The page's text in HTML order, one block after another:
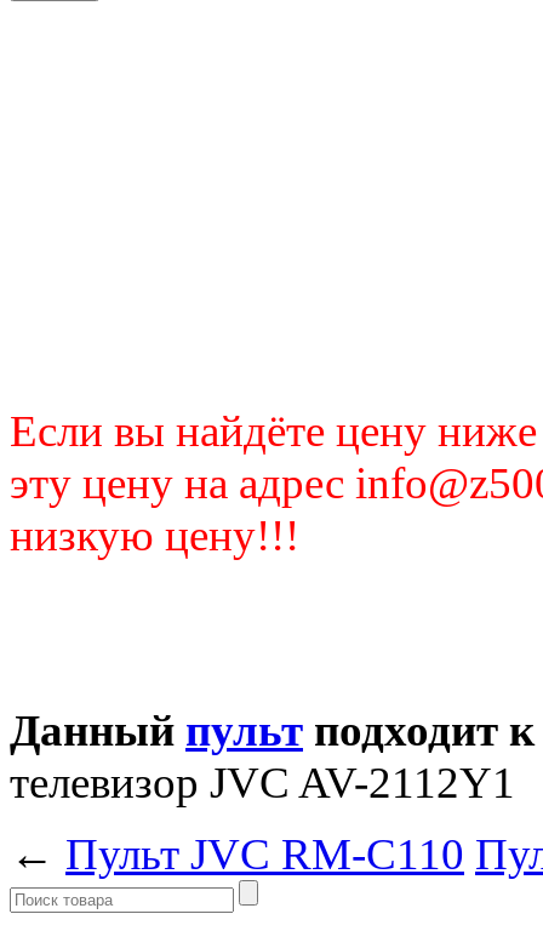
Если вы найдёте цену
эту цену на адрес
низкую цену!!!
Данный пульт подходит
телевизор JVC AV-2112Y1
← Пульт JVC RM-C110